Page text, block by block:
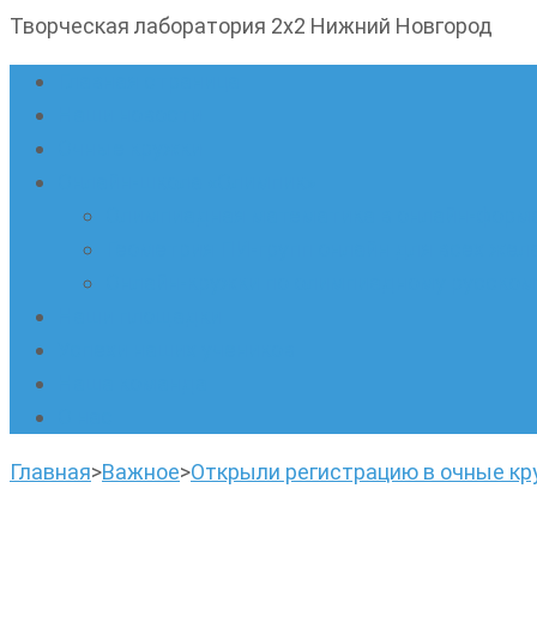
Творческая лаборатория 2х2 Нижний Новгород
Главная>Важное>Открыли регистрацию в очные